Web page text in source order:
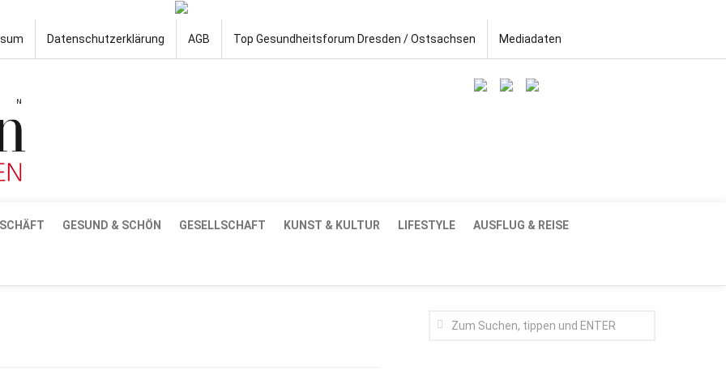
Datenschutzerklärung AGB Top Gesundheitsforum Dresden / Ostsachsen Mediadaten
GESUND & SCHÖN GESELLSCHAFT KUNST & KULTUR LIFESTYLE AUSFLUG & REISE